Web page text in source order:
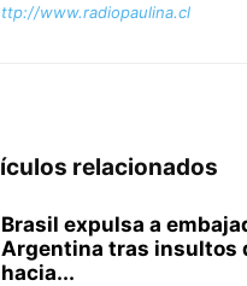
www.radiopaulina.cl
relacionados
Brasil expulsa a
Argentina tras insultos
hacia...